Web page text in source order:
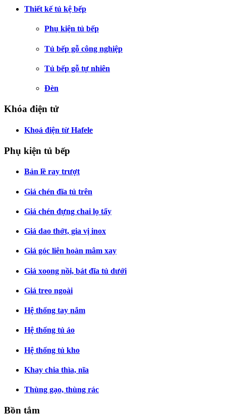
Thiết kế tủ kệ bếp
Phụ kiện tủ bếp
Tủ bếp gỗ công nghiệp
Tủ bếp gỗ tự nhiên
Đèn
Khóa điện tử
Khoá điện từ Hafele
Phụ kiện tủ bếp
Bản lề ray trượt
Giá chén đĩa tủ trên
Giá chén đựng chai lọ tẩy
Giá dao thớt, gia vị inox
Giá góc liên hoàn mâm xay
Giá xoong nồi, bát đĩa tủ dưới
Giá treo ngoài
Hệ thống tay nắm
Hệ thống tủ áo
Hệ thống tủ kho
Khay chia thìa, nĩa
Thùng gạo, thùng rác
Bồn tắm